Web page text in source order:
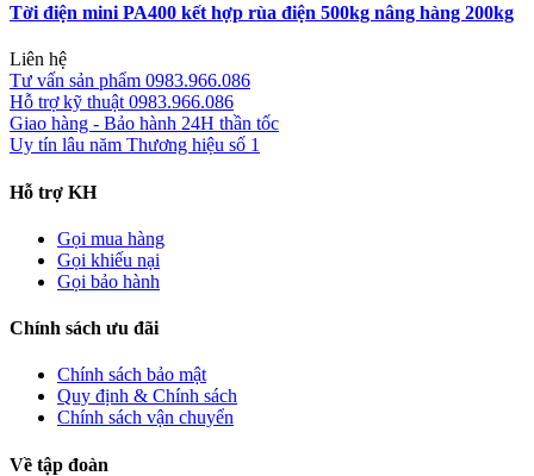
Tời điện mini PA400 kết hợp rùa điện 500kg nâng hàng 200kg
Liên hệ
Tư vấn sản phẩm 0983.966.086
Hỗ trợ kỹ thuật 0983.966.086
Giao hàng - Bảo hành 24H thần tốc
Uy tín lâu năm Thương hiệu số 1
Hỗ trợ KH
Gọi mua hàng
Gọi khiếu nại
Gọi bảo hành
Chính sách ưu đãi
Chính sách bảo mật
Quy định & Chính sách
Chính sách vận chuyển
Về tập đoàn